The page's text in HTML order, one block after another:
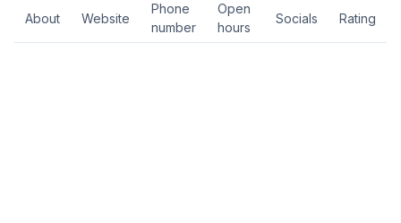
About Website
Phone
number
Open
hours
Socials Rating